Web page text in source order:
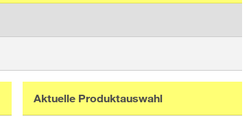
Aktuelle Produktauswahl